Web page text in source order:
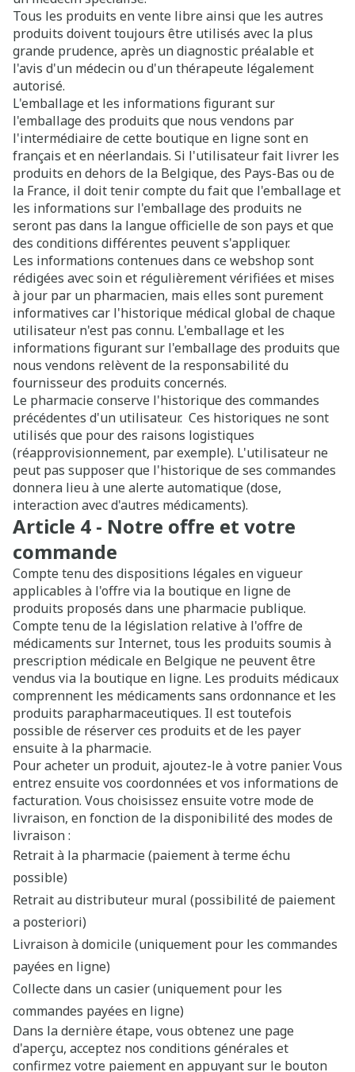
Tous les produits en vente libre ainsi que les autres
produits doivent toujours être utilisés avec la plus
grande prudence, après un diagnostic préalable et
l'avis d'un médecin ou d'un thérapeute légalement
autorisé.
L'emballage et les informations figurant sur
l'emballage des produits que nous vendons par
l'intermédiaire de cette boutique en ligne sont en
français et en néerlandais. Si l'utilisateur fait livrer les
produits en dehors de la Belgique, des Pays-Bas ou de
la France, il doit tenir compte du fait que l'emballage et
les informations sur l'emballage des produits ne
seront pas dans la langue officielle de son pays et que
des conditions différentes peuvent s'appliquer.
Les informations contenues dans ce webshop sont
rédigées avec soin et régulièrement vérifiées et mises
à jour par un pharmacien, mais elles sont purement
informatives car l'historique médical global de chaque
utilisateur n'est pas connu. L'emballage et les
informations figurant sur l'emballage des produits que
nous vendons relèvent de la responsabilité du
fournisseur des produits concernés.
Le pharmacie conserve l'historique des commandes
précédentes d'un utilisateur. Ces historiques ne sont
utilisés que pour des raisons logistiques
(réapprovisionnement, par exemple). L'utilisateur ne
peut pas supposer que l'historique de ses commandes
donnera lieu à une alerte automatique (dose,
interaction avec d'autres médicaments).
Article 4 - Notre offre et votre
commande
Compte tenu des dispositions légales en vigueur
applicables à l'offre via la boutique en ligne de
produits proposés dans une pharmacie publique.
Compte tenu de la législation relative à l'offre de
médicaments sur Internet, tous les produits soumis à
prescription médicale en Belgique ne peuvent être
vendus via la boutique en ligne. Les produits médicaux
comprennent les médicaments sans ordonnance et les
produits parapharmaceutiques. Il est toutefois
possible de réserver ces produits et de les payer
ensuite à la pharmacie.
Pour acheter un produit, ajoutez-le à votre panier. Vous
entrez ensuite vos coordonnées et vos informations de
facturation. Vous choisissez ensuite votre mode de
livraison, en fonction de la disponibilité des modes de
livraison :
Retrait à la pharmacie (paiement à terme échu
possible)
Retrait au distributeur mural (possibilité de paiement
a posteriori)
Livraison à domicile (uniquement pour les commandes
payées en ligne)
Collecte dans un casier (uniquement pour les
commandes payées en ligne)
Dans la dernière étape, vous obtenez une page
d'aperçu, acceptez nos conditions générales et
confirmez votre paiement en appuyant sur le bouton